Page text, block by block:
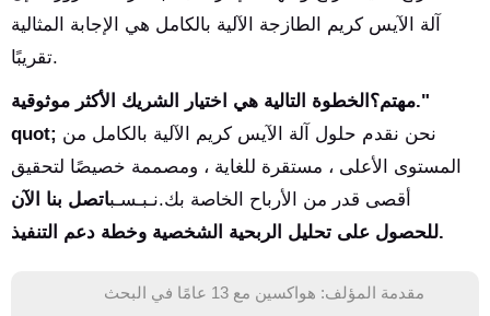
آلة الآيس كريم الطازجة الآلية بالكامل هي الإجابة المثالية
تقريبًا.
مهتم؟الخطوة التالية هي اختيار الشريك الأكثر موثوقية."
quot;
المستوى الأعلى ، مستقرة للغاية ، ومصممة خصيصًا لتحقيق
أقصى قدر من الأرباح الخاصة بك.نـبـسـباتصل بنا الآن
للحصول على تحليل الربحية الشخصية وخطة دعم التنفيذ.
مقدمة المؤلف: هواكسين مع 13 عامًا في البحث